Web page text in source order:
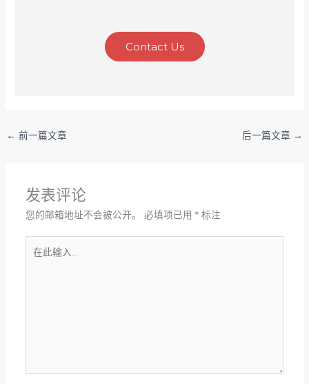
Contact Us
← 前一篇文章 后一篇文章 →
发表评论
您的邮箱地址不会被公开。 必填项已用 *标注